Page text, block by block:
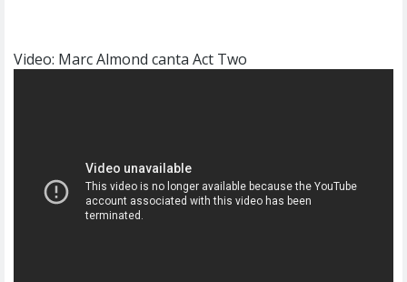
Video: Marc Almond canta Act Two